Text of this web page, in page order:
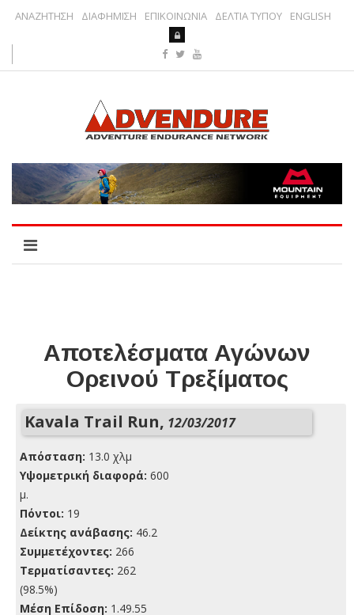
ΑΝΑΖΗΤΗΣΗ ΔΙΑΦΗΜΙΣΗ ΕΠΙΚΟΙΝΩΝΙΑ ΔΕΛΤΙΑ ΤΥΠΟΥ ENGLISH
Αποτελέσματα Αγώνων
Ορεινού Τρεξίματος
Kavala Trail Run, 12/03/2017
Απόσταση: 13.0 χλμ
Yψομετρική διαφορά: 600
μ.
Πόντοι: 19
Δείκτης ανάβασης: 46.2
Συμμετέχοντες: 266
Τερματίσαντες: 262
(98.5%)
Μέση Επίδοση: 1.49.55